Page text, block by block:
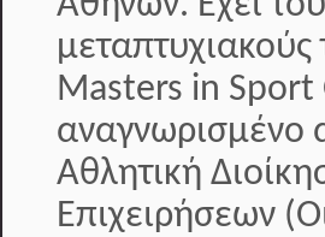
μεταπτυχιακούς
Masters in
αναγνωρισμένο
Αθλητική
Επιχειρήσεων